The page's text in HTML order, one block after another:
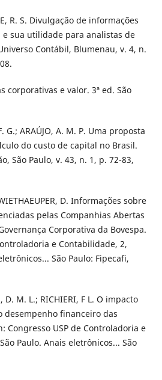
R. S. Divulgação de informações
sua utilidade para analistas de
Contábil, Blumenau, v. 4, n.
corporativas e valor. 3ª ed. São
G.; ARAÚJO, A. M. P. Uma proposta
do custo de capital no Brasil.
São Paulo, v. 43, n. 1, p. 72-83,
D. Informações sobre
pelas Companhias Abertas
Corporativa da Bovespa.
e Contabilidade, 2,
São Paulo: Fipecafi,
D. M. L.; RICHIERI, F L. O impacto
financeiro das
Congresso USP de Controladoria e
Paulo. Anais eletrônicos... São